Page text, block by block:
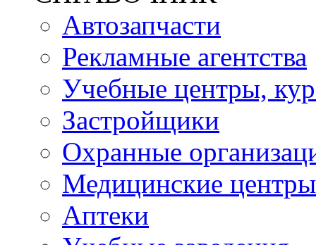
Автозапчасти
Рекламные агентства
Учебные центры,
Застройщики
Охранные
Медицинские центры
Аптеки